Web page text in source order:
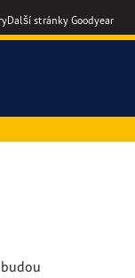
Další stránky Goodyear